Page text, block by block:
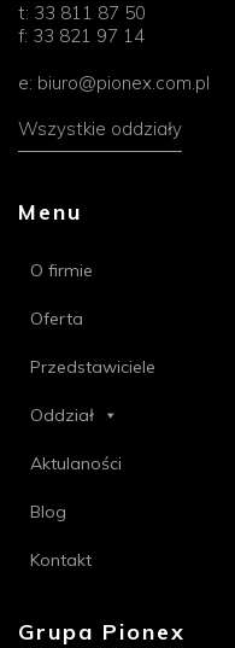
t: 33 811 87 50
f: 33 821 97 14
e: biuro@pionex.com.pl
Wszystkie oddziały
Menu
O firmie
Oferta
Przedstawiciele
Oddział
Aktulaności
Blog
Kontakt
Grupa Pionex